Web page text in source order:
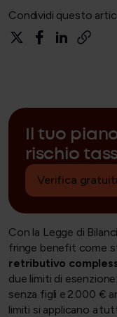
Condividi questo
Il tuo
rischio
Verifica
Con la Legge di
fringe benefit come
retributivo
due limiti di esenzione:
senza figli e 2.000 €
limiti si applicano a